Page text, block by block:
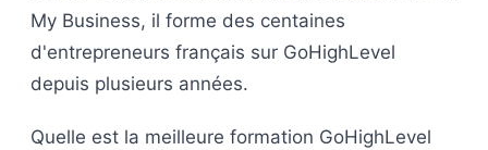
My Business, il forme des centaines
d'entrepreneurs français sur GoHighLevel
depuis plusieurs années.
Quelle est la meilleure formation GoHighLevel